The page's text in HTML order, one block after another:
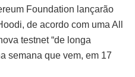
Foundation lançarão
de acordo com uma All
testnet “de longa
semana que vem, em 17